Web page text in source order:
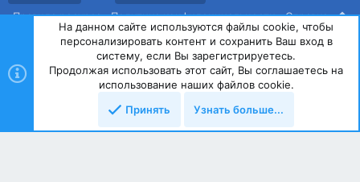
Правила ресурса
Политика конфиденциальности Справка
Community platform by XenForo © 2010-2023 XenForo Ltd.
На данном сайте используются файлы cookie, чтобы
персонализировать контент и сохранить Ваш вход в
систему, если Вы зарегистрируетесь.
Продолжая использовать этот сайт, Вы соглашаетесь на
использование наших файлов cookie.
Принять
Узнать больше...